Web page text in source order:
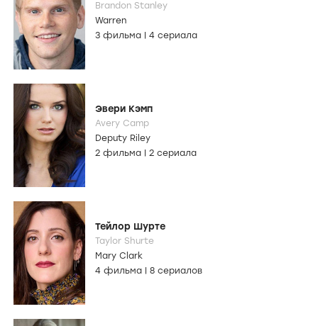
Brandon Stanley
Warren
3 фильма
4 сериала
Эвери Кэмп
Avery Camp
Deputy Riley
2 фильма
2 сериала
Тейлор Шурте
Taylor Shurte
Mary Clark
4 фильма
8 сериалов